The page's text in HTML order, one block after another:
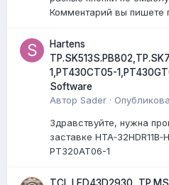
Комментарий вы пишете
Hartens
1,PT430CT05-
Software
Автор Sader ·
Здравствуйте, нужна
заставке
PT320AT06-1
TCL LED43D2930,